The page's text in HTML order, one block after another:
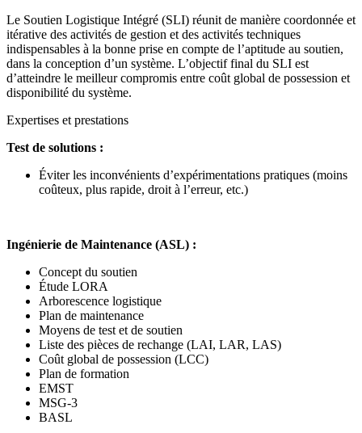
Le Soutien Logistique Intégré (SLI) réunit de manière coordonnée et
itérative des activités de gestion et des activités techniques
indispensables à la bonne prise en compte de l’aptitude au soutien,
dans la conception d’un système. L’objectif final du SLI est
d’atteindre le meilleur compromis entre coût global de possession et
disponibilité du système.
Expertises et prestations
Test de solutions :
Éviter les inconvénients d’expérimentations pratiques (moins
coûteux, plus rapide, droit à l’erreur, etc.)
Ingénierie de Maintenance (ASL) :
Concept du soutien
Étude LORA
Arborescence logistique
Plan de maintenance
Moyens de test et de soutien
Liste des pièces de rechange (LAI, LAR, LAS)
Coût global de possession (LCC)
Plan de formation
EMST
MSG-3
BASL